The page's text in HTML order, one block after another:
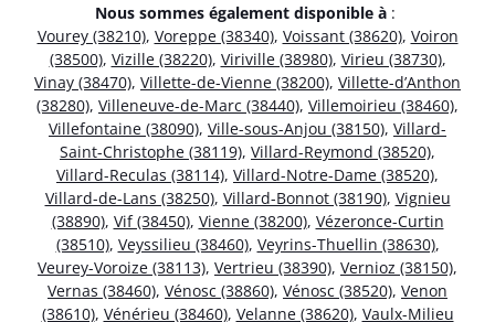
Nous sommes également disponible à :
Vourey (38210), Voreppe (38340), Voissant (38620), Voiron
(38500), Vizille (38220), Viriville (38980), Virieu (38730),
Vinay (38470), Villette-de-Vienne (38200), Villette-d’Anthon
(38280), Villeneuve-de-Marc (38440), Villemoirieu (38460),
Villefontaine (38090), Ville-sous-Anjou (38150), Villard-
Saint-Christophe (38119), Villard-Reymond (38520),
Villard-Reculas (38114), Villard-Notre-Dame (38520),
Villard-de-Lans (38250), Villard-Bonnot (38190), Vignieu
(38890), Vif (38450), Vienne (38200), Vézeronce-Curtin
(38510), Veyssilieu (38460), Veyrins-Thuellin (38630),
Veurey-Voroize (38113), Vertrieu (38390), Vernioz (38150),
Vernas (38460), Vénosc (38860), Vénosc (38520), Venon
(38610), Vénérieu (38460), Velanne (38620), Vaulx-Milieu